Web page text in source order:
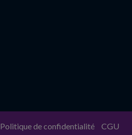
Politique de confidentialité CGU